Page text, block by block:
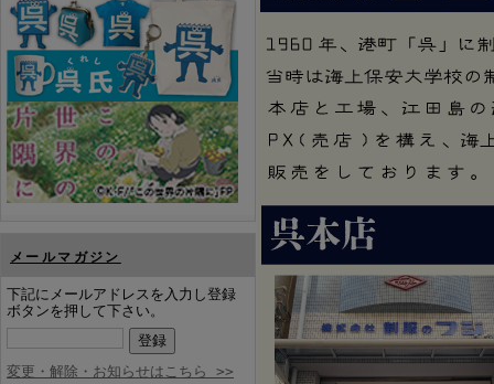
メールマガジン
下記にメールアドレスを入力し登録
ボタンを押して下さい。
変更・解除・お知らせはこちら >>